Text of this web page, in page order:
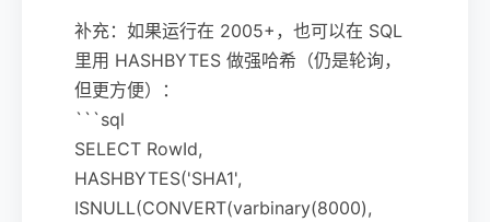
补充：如果运行在 2005+，也可以在 SQL
里用 HASHBYTES 做强哈希（仍是轮询，
但更方便）：
```sql
SELECT RowId,
HASHBYTES('SHA1',
ISNULL(CONVERT(varbinary(8000),